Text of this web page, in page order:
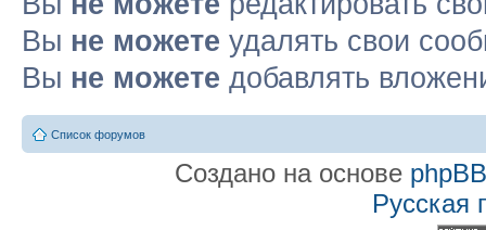
Вы не можете удалять свои
Вы не можете добавлять
Список форумов
Создано на основе phpBB
Русская